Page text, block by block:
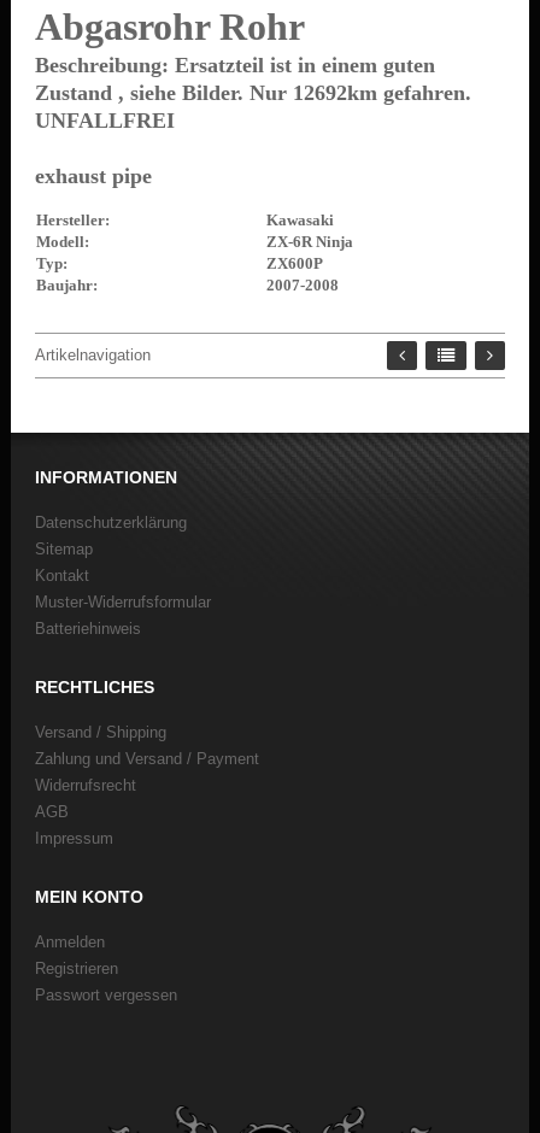
Abgasrohr Rohr
Beschreibung: Ersatzteil ist in einem guten
Zustand , siehe Bilder. Nur 12692km gefahren.
UNFALLFREI
exhaust pipe
Hersteller:
Kawasaki
Modell:
ZX-6R Ninja
Typ:
ZX600P
Baujahr:
2007-2008
Artikelnavigation
INFORMATIONEN
Datenschutzerklärung
Sitemap
Kontakt
Muster-Widerrufsformular
Batteriehinweis
RECHTLICHES
Versand / Shipping
Zahlung und Versand / Payment
Widerrufsrecht
AGB
Impressum
MEIN KONTO
Anmelden
Registrieren
Passwort vergessen